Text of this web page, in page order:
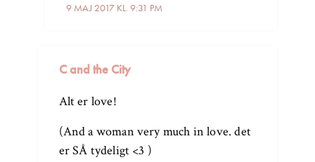
9 MAJ 2017 KL. 9:31 PM
C and the City
Alt er love!
(And a woman very much in love. det
er SÅ tydeligt <3 )